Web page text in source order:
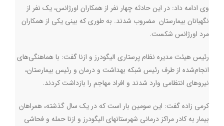
وی ادامه داد: در این حادثه چهار نفر از همکاران اورژانس، یک نفر از
نگهبانان بیمارستان مضروب شدند. به طوری که بینی یکی از همکاران
مرد اورژانس شکست.
رئیس هیئت مدیره نظام پرستاری الیگودرز و ازنا گفت: با هماهنگی‌های
انجام‌شده از طرف رئیس شبکه بهداشت و درمان و رئیس بیمارستان،
نیروهای انتظامی وارد شدند و افراد مهاجم را بازداشت کردند.
کرمی زاده گفت: این سومین بار است که در یک سال گذشته، همراهان
بیمار به کادر مراکز درمانی شهرستانهای الیگودرز و ازنا حمله و فحاشی